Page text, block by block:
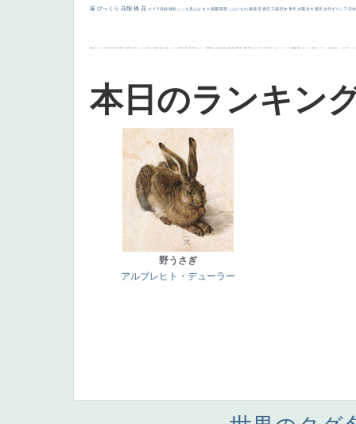
厳 びっくり 花畑 橋 花 カメラ目線 補色 こっち見んな キス 庭園 部屋 こんにちわ 素描 塔 青空 工場 巨木 青年 太陽 壮大 着衣 古代ギリシア 日
画質 last ヴィーナス 剣 白人少女 食事中 山本芳翠 麦 alciato ハーレム 女神 ローマ教皇 奥行き 火起こし シスター 東方の三博士 114514 かっこいい 受胎告知 天から覗き込む顔 設計図 挿絵 群衆 親子 裸婦 可愛い ピサロ ＃名画で学ぶ「たるみ」 ニーソックス 躍動感 黄色 こわい コート 畦道 レンブラント・ sekkusu 暖かい バブみ 靴下 ショッ
本日のランキン
野うさぎ
アルブレヒト・デューラー